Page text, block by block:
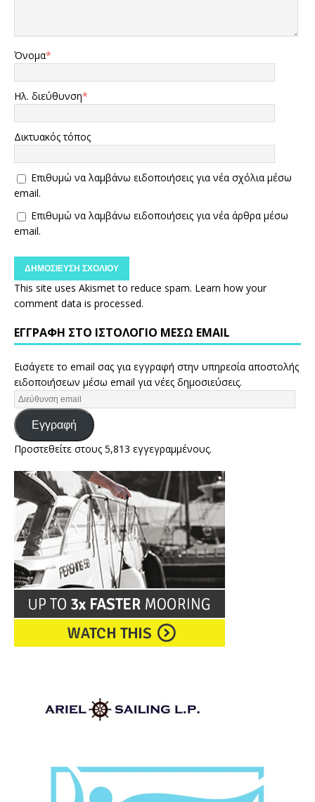
Όνομα*
Ηλ. διεύθυνση*
Δικτυακός τόπος
Επιθυμώ να λαμβάνω ειδοποιήσεις για νέα σχόλια μέσω
email.
Επιθυμώ να λαμβάνω ειδοποιήσεις για νέα άρθρα μέσω
email.
This site uses Akismet to reduce spam. Learn how your
comment data is processed.
ΕΓΓΡΑΦΉ ΣΤΟ ΙΣΤΟΛΌΓΙΟ ΜΈΣΩ EMAIL
Εισάγετε το email σας για εγγραφή στην υπηρεσία αποστολής
ειδοποιήσεων μέσω email για νέες δημοσιεύσεις.
Εγγραφή
Προστεθείτε στους 5,813 εγγεγραμμένους.